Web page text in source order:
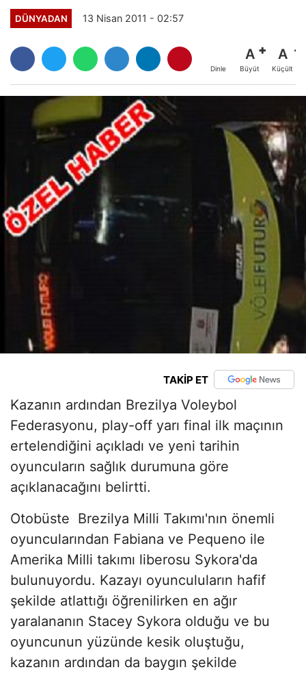
DÜNYADAN 13 Nisan 2011 - 02:57
Dinle
A
Büyüt
A
Küçült
TAKİP ET
Kazanın ardından Brezilya Voleybol
Federasyonu, play-off yarı final ilk maçının
ertelendiğini açıkladı ve yeni tarihin
oyuncuların sağlık durumuna göre
açıklanacağını belirtti.
Otobüste Brezilya Milli Takımı'nın önemli
oyuncularından Fabiana ve Pequeno ile
Amerika Milli takımı liberosu Sykora'da
bulunuyordu. Kazayı oyunculuların hafif
şekilde atlattığı öğrenilirken en ağır
yaralananın Stacey Sykora olduğu ve bu
oyuncunun yüzünde kesik oluştuğu,
kazanın ardından da baygın şekilde